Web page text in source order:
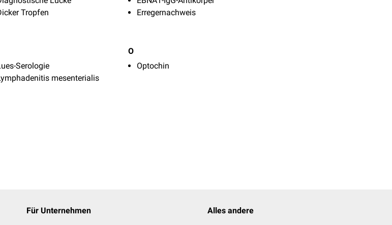
Tropfen
Erregernachweis
Serologie
mesenterialis
O
Optochin
Für Unternehmen Alles andere